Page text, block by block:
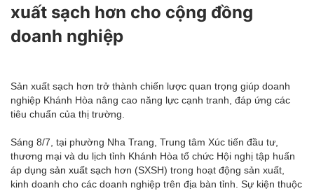
xuất sạch hơn cho cộng đồng
doanh nghiệp
Sản xuất sạch hơn trở thành chiến lược quan trọng giúp doanh
nghiệp Khánh Hòa nâng cao năng lực cạnh tranh, đáp ứng các
tiêu chuẩn của thị trường.
Sáng 8/7, tại phường Nha Trang, Trung tâm Xúc tiến đầu tư,
thương mại và du lịch tỉnh Khánh Hòa tổ chức Hội nghị tập huấn
áp dụng sản xuất sạch hơn (SXSH) trong hoạt động sản xuất,
kinh doanh cho các doanh nghiệp trên địa bàn tỉnh. Sự kiện thuộc